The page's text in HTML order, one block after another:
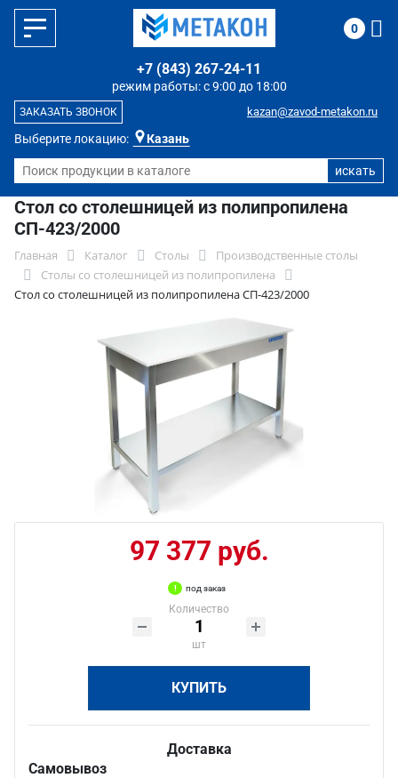
Выберите локацию: Казань
режим работы: с 9:00 до 18:00
+7 (843) 267-24-11
kazan@zavod-metakon.ru
ЗАКАЗАТЬ ЗВОНОК
0
Стол со столешницей из полипропилена
СП-423/2000
Главная Каталог Столы
Производственные столы
Столы со столешницей из полипропилена
Стол со столешницей из полипропилена СП-423/2000
97 377 руб.
под заказ
Количество
шт
КУПИТЬ
Доставка
Самовывоз